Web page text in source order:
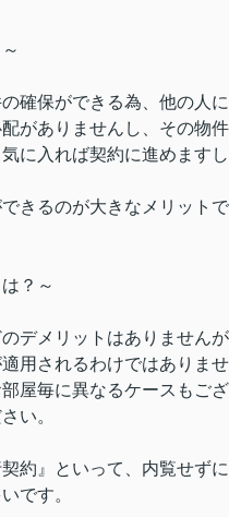
確保ができる為、他の人に
がありませんし、その物
に入れば契約に進めます
きるのが大きなメリットで
？～
デメリットはありませんが
用されるわけではありませ
屋毎に異なるケースもご
い。
約』といって、内覧せずに
です。